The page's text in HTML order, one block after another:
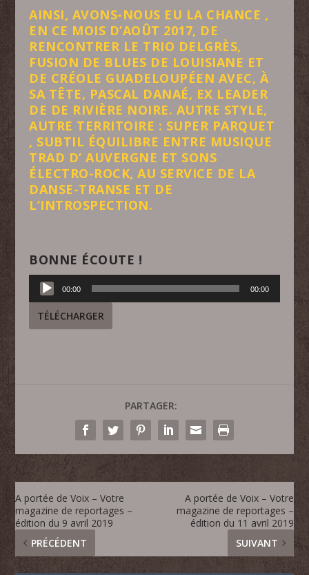
AINSI, AVONS-NOUS EU LA CHANCE ,
EN CE MOIS D’AOÛT 2017, DE
RENCONTRER LE TRIO DELGRÈS,
FUSION DE BLUES DE LOUISIANE ET
DE CRÉOLE GUADELOUPÉEN AVEC, À
SA TÊTE, PASCAL DANAÉ, EX LEADER
DE DE RIVIÈRE NOIRE. AUTRE STYLE,
AUTRE TERRITOIRE : SUPER PARQUET
, SUBTIL ÉQUILIBRE ENTRE MUSIQUE
TRAD D’ AUVERGNE ET SONS
ÉLECTRO-ROCK, AU SERVICE DE LA
DANSE-TRANSE ET DE
L’INTROSPECTION.
BONNE ÉCOUTE !
Lecteur
audio
00:00 00:00
TÉLÉCHARGER
PARTAGER:
A portée de Voix – Votre
magazine de reportages –
édition du 9 avril 2019
PRÉCÉDENT
A portée de Voix – Votre
magazine de reportages –
édition du 11 avril 2019
SUIVANT